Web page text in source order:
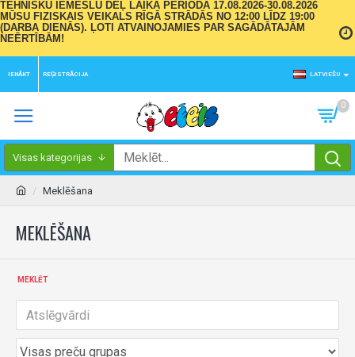
TEHNISKU IEMESLU DĒĻ LAIKA PERIODĀ 17.08.2026-30.08.2026
MŪSU FIZISKAIS VEIKALS RĪGĀ STRĀDĀS NO 12:00 LĪDZ 19:00
(DARBA DIENĀS). ĻOTI ATVAINOJAMIES PAR SAGĀDĀTAJĀM
NEĒRTĪBĀM!
IENĀKT REĢISTRĀCIJA LATVIEŠU
0
Visas kategorijas
Meklēšana
MEKLĒŠANA
MEKLĒT